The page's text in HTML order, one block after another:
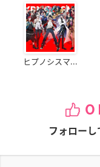
ヒプノシスマ...
フォローし